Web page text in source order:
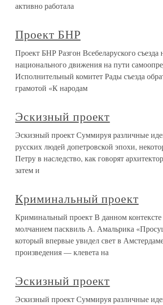
активно работала
Проект БНР
Проект БНР Разгон Всебеларуского съезда
национального движения на пути
Исполнительный комитет Рады съезда
грамотой «К народам
Эскизный проект
Эскизный проект Суммируя различные
русских людей допетровской эпохи,
Петру в наследство, как говорят
затем и
Криминальный проект
Криминальный проект В данном
молчанием пасквиль А. Амальрика
который впервые увидел свет в
произведения — клевета на
Эскизный проект
Эскизный проект Суммируя различные